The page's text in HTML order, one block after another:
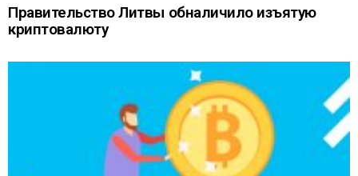
Правительство Литвы обналичило изъятую
криптовалюту